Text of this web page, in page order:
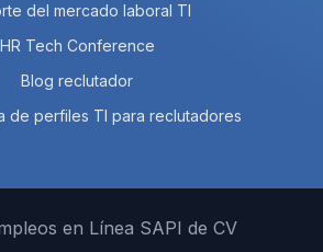
del mercado laboral TI
HR Tech Conference
Blog reclutador
de perfiles TI para reclutadores
en Línea SAPI de CV